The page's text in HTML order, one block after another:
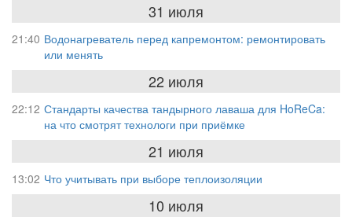
31 июля
21:40 Водонагреватель перед капремонтом: ремонтировать
или менять
22 июля
22:12 Стандарты качества тандырного лаваша для HoReCa:
на что смотрят технологи при приёмке
21 июля
13:02 Что учитывать при выборе теплоизоляции
10 июля